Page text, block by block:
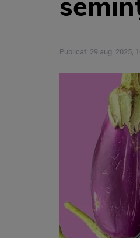
Publicat: 29 aug. 2025,